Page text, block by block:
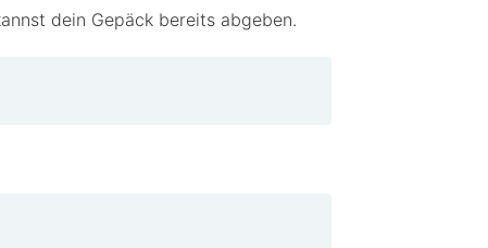
dein Gepäck bereits abgeben.